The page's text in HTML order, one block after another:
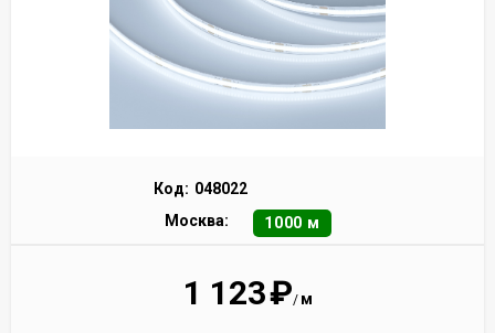
Код: 048022
Москва:
1000 м
1 123₽/ м